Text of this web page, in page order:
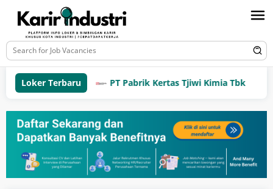
Loker Terbaru PT Pabrik Kertas Tjiwi Kimia Tbk